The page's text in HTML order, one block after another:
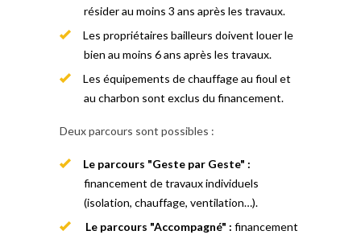
résider au moins 3 ans après les travaux.
Les propriétaires bailleurs doivent louer le
bien au moins 6 ans après les travaux.
Les équipements de chauffage au fioul et
au charbon sont exclus du financement.
Deux parcours sont possibles :
Le parcours "Geste par Geste" :
financement de travaux individuels
(isolation, chauffage, ventilation…).
Le parcours "Accompagné" : financement